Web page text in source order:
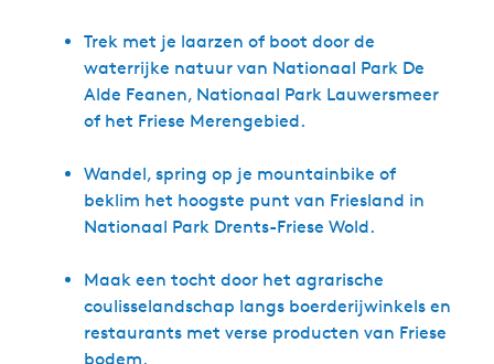
Trek met je laarzen of boot door de
waterrijke natuur van Nationaal Park De
Alde Feanen, Nationaal Park Lauwersmeer
of het Friese Merengebied.
Wandel, spring op je mountainbike of
beklim het hoogste punt van Friesland in
Nationaal Park Drents-Friese Wold.
Maak een tocht door het agrarische
coulisselandschap langs boerderijwinkels en
restaurants met verse producten van Friese
bodem.